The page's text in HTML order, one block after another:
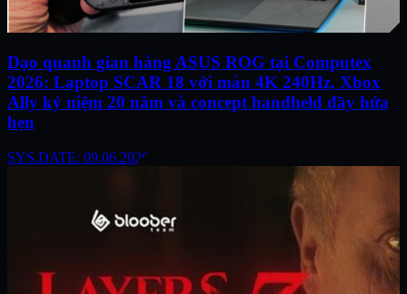
Dạo quanh gian hàng ASUS ROG tại Computex
2026: Laptop SCAR 18 với màn 4K 240Hz, Xbox
Ally kỷ niệm 20 năm và concept handheld đầy hứa
hẹn
SYS.DATE: 09.06.2026